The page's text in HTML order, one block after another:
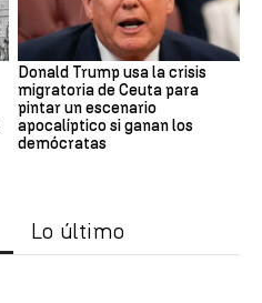
Donald Trump usa la crisis
migratoria de Ceuta para
pintar un escenario
apocalíptico si ganan los
demócratas
Lo último